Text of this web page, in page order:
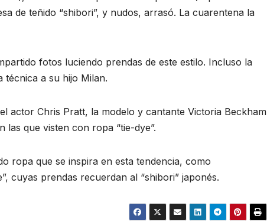
de teñido “shibori”, y nudos, arrasó. La cuarentena la
fotos luciendo prendas de este estilo. Incluso la
técnica a su hijo Milan.
actor Chris Pratt, la modelo y cantante Victoria Beckham
que visten con ropa “tie-dye”.
ropa que se inspira en esta tendencia, como
cuyas prendas recuerdan al “shibori” japonés.